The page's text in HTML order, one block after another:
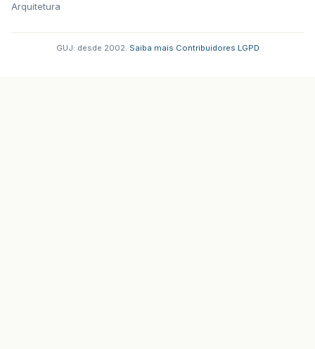
Arquitetura
GUJ: desde 2002. Saiba mais Contribuidores LGPD